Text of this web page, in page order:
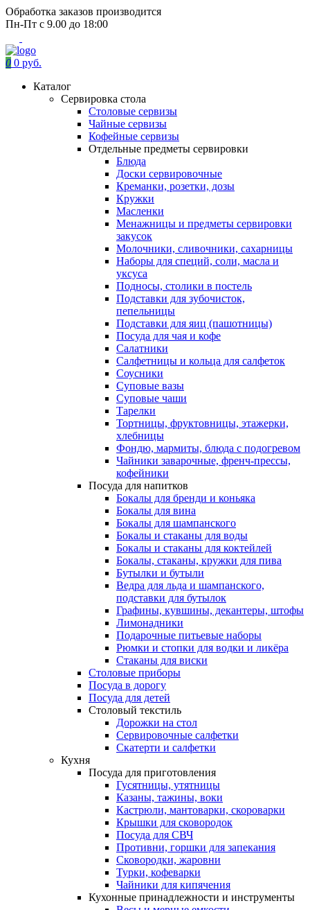
Обработка заказов производится
Пн-Пт с 9.00 до 18:00
0 0 руб.
Каталог
Сервировка стола
Столовые сервизы
Чайные сервизы
Кофейные сервизы
Отдельные предметы сервировки
Блюда
Доски сервировочные
Креманки, розетки, дозы
Кружки
Масленки
Менажницы и предметы сервировки
закусок
Молочники, сливочники, сахарницы
Наборы для специй, соли, масла и
уксуса
Подносы, столики в постель
Подставки для зубочисток,
пепельницы
Подставки для яиц (пашотницы)
Посуда для чая и кофе
Салатники
Салфетницы и кольца для салфеток
Соусники
Суповые вазы
Суповые чаши
Тарелки
Тортницы, фруктовницы, этажерки,
хлебницы
Фондю, мармиты, блюда с подогревом
Чайники заварочные, френч-прессы,
кофейники
Посуда для напитков
Бокалы для бренди и коньяка
Бокалы для вина
Бокалы для шампанского
Бокалы и стаканы для воды
Бокалы и стаканы для коктейлей
Бокалы, стаканы, кружки для пива
Бутылки и бутыли
Ведра для льда и шампанского,
подставки для бутылок
Графины, кувшины, декантеры, штофы
Лимонадники
Подарочные питьевые наборы
Рюмки и стопки для водки и ликёра
Стаканы для виски
Столовые приборы
Посуда в дорогу
Посуда для детей
Столовый текстиль
Дорожки на стол
Сервировочные салфетки
Скатерти и салфетки
Кухня
Посуда для приготовления
Гусятницы, утятницы
Казаны, тажины, воки
Кастрюли, мантоварки, скороварки
Крышки для сковородок
Посуда для СВЧ
Противни, горшки для запекания
Сковородки, жаровни
Турки, кофеварки
Чайники для кипячения
Кухонные принадлежности и инструменты